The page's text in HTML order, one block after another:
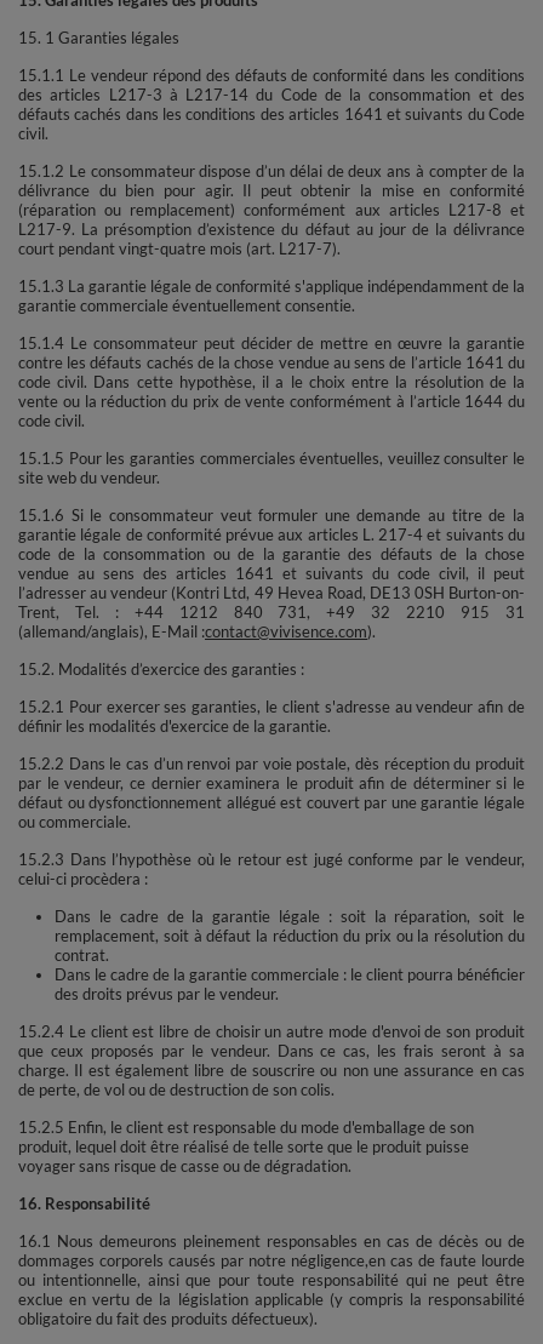
15. 1 Garanties légales
15.1.1 Le vendeur répond des défauts de conformité dans les conditions
des articles L217-3 à L217-14 du Code de la consommation et des
défauts cachés dans les conditions des articles 1641 et suivants du Code
civil.
15.1.2 Le consommateur dispose d’un délai de deux ans à compter de la
délivrance du bien pour agir. Il peut obtenir la mise en conformité
(réparation ou remplacement) conformément aux articles L217-8 et
L217-9. La présomption d’existence du défaut au jour de la délivrance
court pendant vingt-quatre mois (art. L217-7).
15.1.3 La garantie légale de conformité s'applique indépendamment de la
garantie commerciale éventuellement consentie.
15.1.4 Le consommateur peut décider de mettre en œuvre la garantie
contre les défauts cachés de la chose vendue au sens de l’article 1641 du
code civil. Dans cette hypothèse, il a le choix entre la résolution de la
vente ou la réduction du prix de vente conformément à l’article 1644 du
code civil.
15.1.5 Pour les garanties commerciales éventuelles, veuillez consulter le
site web du vendeur.
15.1.6 Si le consommateur veut formuler une demande au titre de la
garantie légale de conformité prévue aux articles L. 217-4 et suivants du
code de la consommation ou de la garantie des défauts de la chose
vendue au sens des articles 1641 et suivants du code civil, il peut
l’adresser au vendeur (Kontri Ltd, 49 Hevea Road, DE13 0SH Burton-on-
Trent, Tel. : +44 1212 840 731, +49 32 2210 915 31
(allemand/anglais), E-Mail :contact@vivisence.com).
15.2. Modalités d’exercice des garanties :
15.2.1 Pour exercer ses garanties, le client s'adresse au vendeur afin de
définir les modalités d'exercice de la garantie.
15.2.2 Dans le cas d’un renvoi par voie postale, dès réception du produit
par le vendeur, ce dernier examinera le produit afin de déterminer si le
défaut ou dysfonctionnement allégué est couvert par une garantie légale
ou commerciale.
15.2.3 Dans l’hypothèse où le retour est jugé conforme par le vendeur,
celui-ci procèdera :
Dans le cadre de la garantie légale : soit la réparation, soit le
remplacement, soit à défaut la réduction du prix ou la résolution du
contrat.
Dans le cadre de la garantie commerciale : le client pourra bénéficier
des droits prévus par le vendeur.
15.2.4 Le client est libre de choisir un autre mode d'envoi de son produit
que ceux proposés par le vendeur. Dans ce cas, les frais seront à sa
charge. Il est également libre de souscrire ou non une assurance en cas
de perte, de vol ou de destruction de son colis.
15.2.5 Enfin, le client est responsable du mode d'emballage de son
produit, lequel doit être réalisé de telle sorte que le produit puisse
voyager sans risque de casse ou de dégradation.
16. Responsabilité
16.1 Nous demeurons pleinement responsables en cas de décès ou de
dommages corporels causés par notre négligence,en cas de faute lourde
ou intentionnelle, ainsi que pour toute responsabilité qui ne peut être
exclue en vertu de la législation applicable (y compris la responsabilité
obligatoire du fait des produits défectueux).